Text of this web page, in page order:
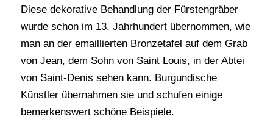
Diese dekorative Behandlung der Fürstengräber
wurde schon im 13. Jahrhundert übernommen, wie
man an der emaillierten Bronzetafel auf dem Grab
von Jean, dem Sohn von Saint Louis, in der Abtei
von Saint-Denis sehen kann. Burgundische
Künstler übernahmen sie und schufen einige
bemerkenswert schöne Beispiele.